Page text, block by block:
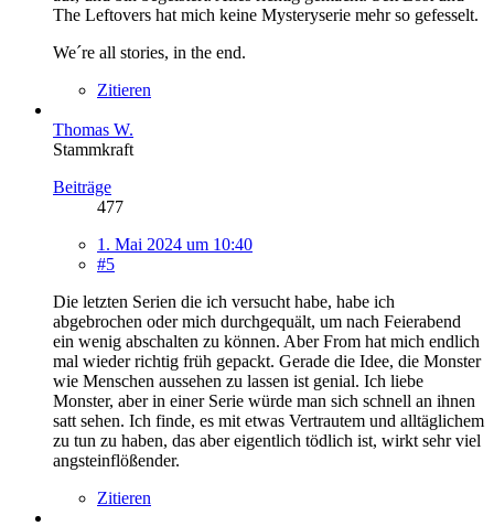
The Leftovers hat mich keine Mysteryserie mehr so gefesselt.
We´re all stories, in the end.
Zitieren
Thomas W.
Stammkraft
Beiträge
477
1. Mai 2024 um 10:40
#5
Die letzten Serien die ich versucht habe, habe ich
abgebrochen oder mich durchgequält, um nach Feierabend
ein wenig abschalten zu können. Aber From hat mich endlich
mal wieder richtig früh gepackt. Gerade die Idee, die Monster
wie Menschen aussehen zu lassen ist genial. Ich liebe
Monster, aber in einer Serie würde man sich schnell an ihnen
satt sehen. Ich finde, es mit etwas Vertrautem und alltäglichem
zu tun zu haben, das aber eigentlich tödlich ist, wirkt sehr viel
angsteinflößender.
Zitieren